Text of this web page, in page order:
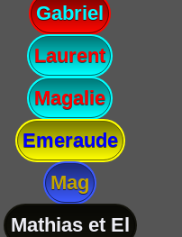
Gabriel
Laurent
Magalie
Emeraude
Mag
Mathias et El